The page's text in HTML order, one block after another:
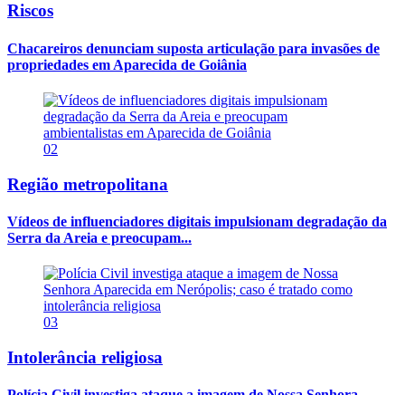
Riscos
Chacareiros denunciam suposta articulação para invasões de
propriedades em Aparecida de Goiânia
02
Região metropolitana
Vídeos de influenciadores digitais impulsionam degradação da
Serra da Areia e preocupam...
03
Intolerância religiosa